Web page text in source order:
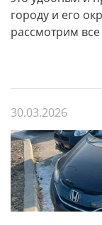
городу и его
рассмотрим все
30.03.2026